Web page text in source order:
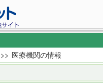
>> 医療機関の情報